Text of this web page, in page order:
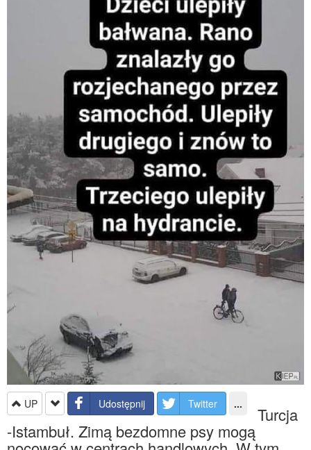
UP Udostępnij Twitter ... Turcja
-Istambuł. Zimą bezdomne psy mogą